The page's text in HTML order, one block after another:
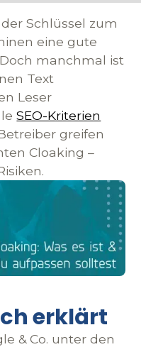
Schlüssel zum
eine gute
manchmal ist
Text
Leser
SEO-Kriterien
greifen
Cloaking –
erklärt
& Co. unter den